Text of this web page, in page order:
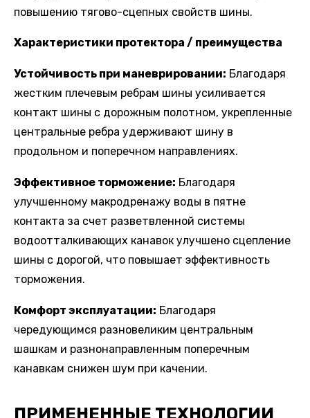
повышению тягово-сцепных свойств шины.
Характеристики протектора / преимущества
Устойчивость при маневрировании: Благодаря
жестким плечевым ребрам шины усиливается
контакт шины с дорожным полотном, укрепленные
центральные ребра удерживают шину в
продольном и поперечном направлениях.
Эффективное торможение: Благодаря
улучшенному макродренажу воды в пятне
контакта за счет разветвленной системы
водоотталкивающих канавок улучшено сцепление
шины с дорогой, что повышает эффективность
торможения.
Комфорт эксплуатации: Благодаря
чередующимся разновеликим центральным
шашкам и разнонаправленным поперечным
канавкам снижен шум при качении.